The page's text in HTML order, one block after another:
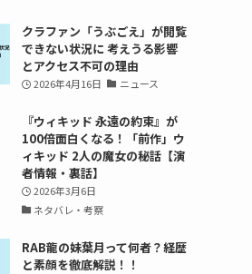
クラファン「うぶごえ」が閲覧
できない状況に 考えうる影響
とアクセス不可の理由
2026年4月16日 ニュース
『ウィキッド 永遠の約束』が
100倍面白くなる！「前作」ウ
ィキッド 2人の魔女の秘話【演
者情報・裏話】
2026年3月6日
ネタバレ・考察
RAB龍の妹葉月って何者？経歴
と素顔を徹底解説！！